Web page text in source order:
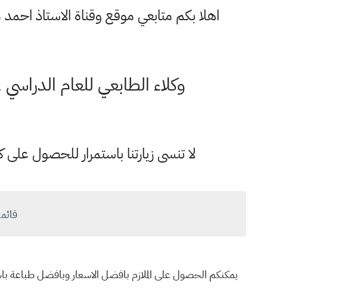
اهلا بكم متابعي موقع وقناة الاستاذ
وكلاء الطابعي للعام الدراسي 2022 الجديد لبيع ملازم مكتب الطابعي
لا تنسى زيارتنا باستمرار للحصول
يمكنكم الحصول على الملازم بافضل الاسعار وبافضل طباعة